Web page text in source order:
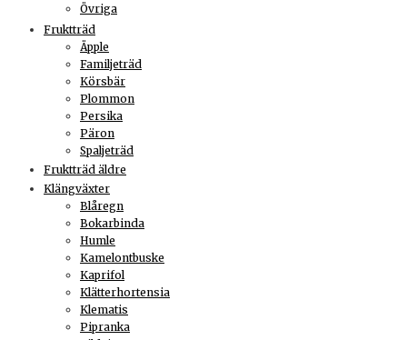
Övriga
Fruktträd
Äpple
Familjeträd
Körsbär
Plommon
Persika
Päron
Spaljeträd
Fruktträd äldre
Klängväxter
Blåregn
Bokarbinda
Humle
Kamelontbuske
Kaprifol
Klätterhortensia
Klematis
Pipranka